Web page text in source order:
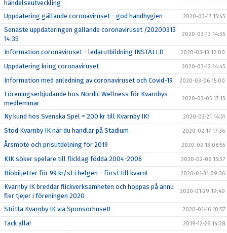
händelseutveckling
Uppdatering gällande coronaviruset - god handhygien 2020-03-17 15:45
Senaste uppdateringen gällande coronaviruset /20200313
14:35
2020-03-13 14:35
Information coronaviruset - ledarutbildning INSTÄLLD 2020-03-13 12:00
Uppdatering kring coronaviruset 2020-03-12 14:45
Information med anledning av coronaviruset och Covid-19 2020-03-06 15:00
Föreningserbjudande hos Nordic Wellness för Kvarnbys
medlemmar
2020-03-05 17:15
Ny kund hos Svenska Spel = 200 kr till Kvarnby IK! 2020-02-21 14:51
Stöd Kvarnby IK när du handlar på Stadium 2020-02-17 17:36
Årsmöte och prisutdelning för 2019 2020-02-13 08:55
KIK söker spelare till flicklag födda 2004-2006 2020-02-06 15:37
Biobiljetter för 99 kr/st i helgen - först till kvarn! 2020-01-31 09:36
Kvarnby IK breddar flickverksamheten och hoppas på ännu
fler tjejer i föreningen 2020
2020-01-29 19:40
Stötta Kvarnby IK via Sponsorhuset! 2020-01-16 10:57
Tack alla! 2019-12-26 14:28